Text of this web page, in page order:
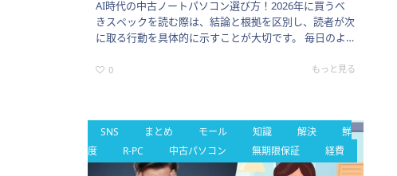
AI時代の中古ノートパソコン選び方！2026年に買うべ
きスペックを読む際は、結論と根拠を区別し、読者が次
に取る行動を具体的に示すことが大切です。 毎日のよ
くなってきた気が…
0 もっと見る
SNS まとめ モール 知識 解決
鮮
度
R-PC 中古パソコン 無期限保証 経費